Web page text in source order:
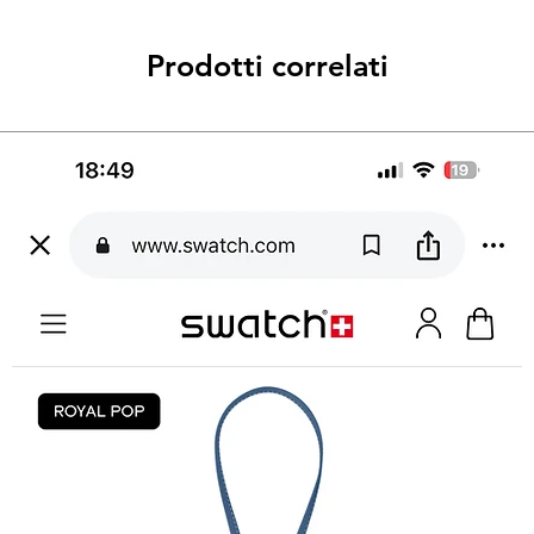
Prodotti correlati